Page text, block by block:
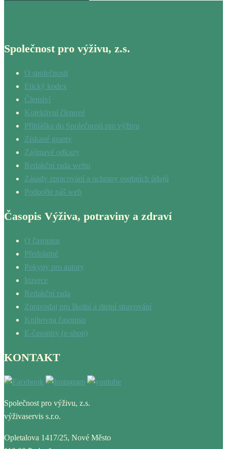
Společnost pro výživu, z.s.
O společnosti
Etický kodex
Členství
Kolektivní členové
Přihláška do Společnosti pro výživu
Získané granty
Zajímavé odkazy
Redakční rada webu
Zásady zpracování a ochrany osobních údajů
Podpořte náš web
Časopis Výživa, potraviny a zdraví
O časopisu
Předplatné
Pokyny pro autory
Inzerce
Redakční rada
Zpravodaj pro školní a dietní stravování
Knihovna časopisu
E-časopisy (e-shop)
KONTAKT
Společnost pro výživu, z.s.
výživaservis s.r.o.
Opletalova 1417/25, Nové Město